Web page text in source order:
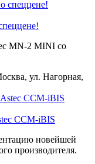
MN-2 MINI со
, ул. Нагорная,
CCM-iBIS
новейшей
производителя.